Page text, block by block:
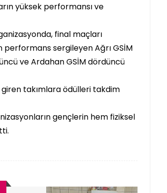
yüksek performansı ve
final maçları
sergileyen Ağrı GSİM
ve Ardahan GSİM dördüncü
takımlara ödülleri takdim
gençlerin hem fiziksel